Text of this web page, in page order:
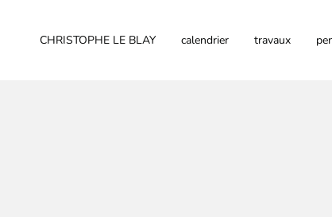
CHRISTOPHE LE BLAY calendrier travaux